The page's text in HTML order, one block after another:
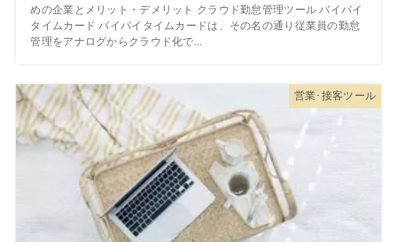
めの企業とメリット・デメリット クラウド勤怠管理ツール バイバイ
タイムカード バイバイタイムカードは、その名の通り従業員の勤怠
管理をアナログからクラウド化で...
営業･接客ツール